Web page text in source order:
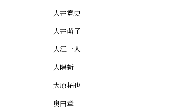
大井寛史
大井萌子
大江一人
大隅新
大原拓也
奥田章